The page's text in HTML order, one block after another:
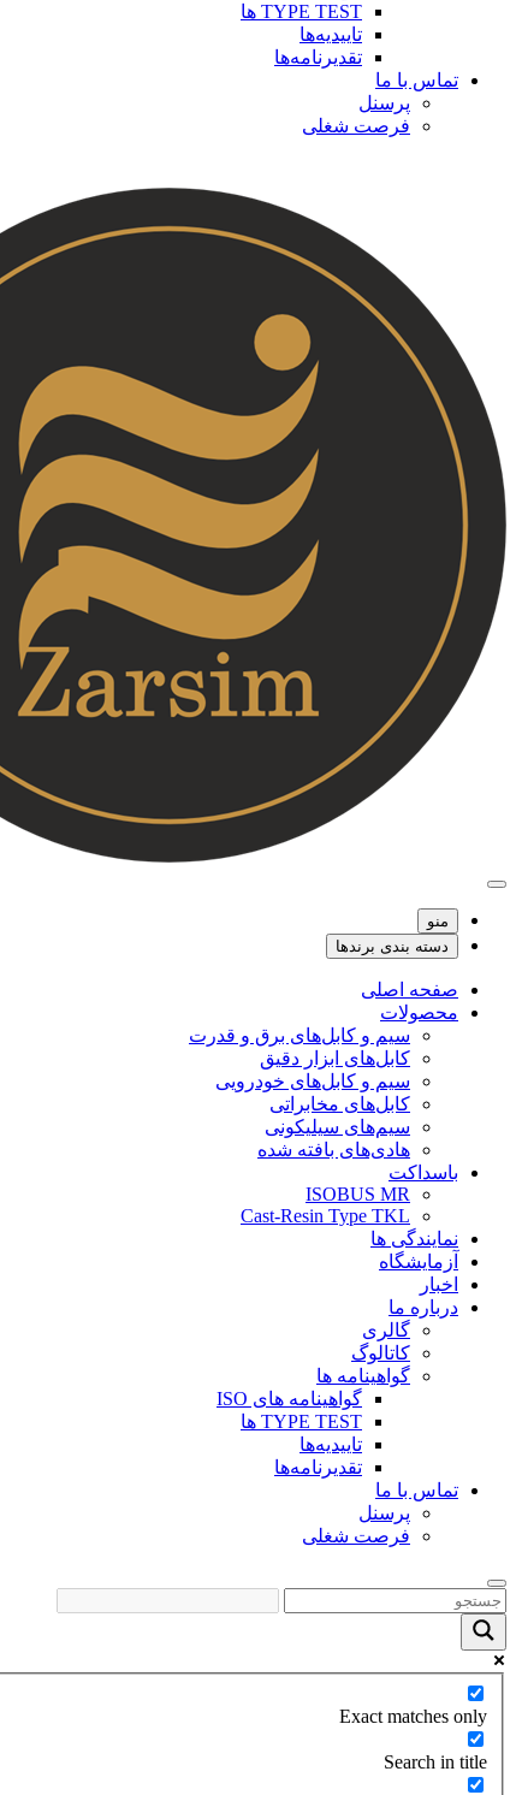
TYPE TEST ها
تاییدیه‌ها
تقدیرنامه‌ها
تماس با ما
پرسنل
فرصت شغلی
منو
دسته بندی برندها
صفحه اصلی
محصولات
سیم و کابل‌های برق و قدرت
کابل‌های ابزار دقیق
سیم و کابل‌های خودرویی
کابل‌‌های مخابراتی
سیم‌های سیلیکونی
هادی‌های بافته شده
باسداکت
ISOBUS MR
Cast-Resin Type TKL
نمایندگی ها
آزمایشگاه
اخبار
درباره ما
گالری
کاتالوگ
گواهینامه ها
گواهینامه های ISO
TYPE TEST ها
تاییدیه‌ها
تقدیرنامه‌ها
تماس با ما
پرسنل
فرصت شغلی
Exact matches only
Search in title